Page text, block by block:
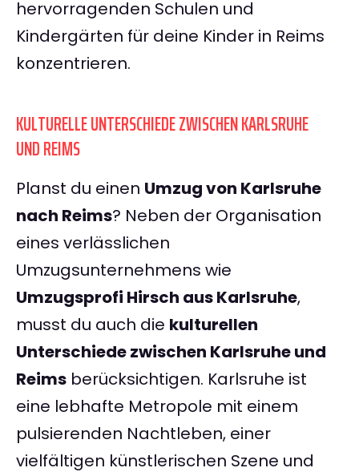
hervorragenden Schulen und
Kindergärten für deine Kinder in Reims
konzentrieren.
KULTURELLE UNTERSCHIEDE ZWISCHEN KARLSRUHE
UND REIMS
Planst du einen Umzug von Karlsruhe
nach Reims? Neben der Organisation
eines verlässlichen
Umzugsunternehmens wie
Umzugsprofi Hirsch aus Karlsruhe,
musst du auch die kulturellen
Unterschiede zwischen Karlsruhe und
Reims berücksichtigen. Karlsruhe ist
eine lebhafte Metropole mit einem
pulsierenden Nachtleben, einer
vielfältigen künstlerischen Szene und